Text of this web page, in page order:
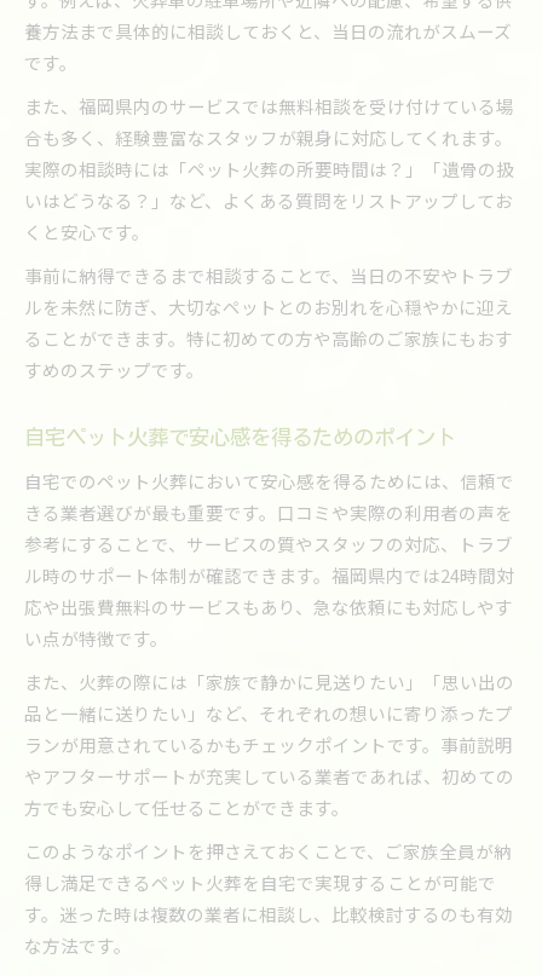
養方法まで具体的に相談しておくと、当日の流れがスムーズ
です。
また、福岡県内のサービスでは無料相談を受け付けている場
合も多く、経験豊富なスタッフが親身に対応してくれます。
実際の相談時には「ペット火葬の所要時間は？」「遺骨の扱
いはどうなる？」など、よくある質問をリストアップしてお
くと安心です。
事前に納得できるまで相談することで、当日の不安やトラブ
ルを未然に防ぎ、大切なペットとのお別れを心穏やかに迎え
ることができます。特に初めての方や高齢のご家族にもおす
すめのステップです。
自宅ペット火葬で安心感を得るためのポイント
自宅でのペット火葬において安心感を得るためには、信頼で
きる業者選びが最も重要です。口コミや実際の利用者の声を
参考にすることで、サービスの質やスタッフの対応、トラブ
ル時のサポート体制が確認できます。福岡県内では24時間対
応や出張費無料のサービスもあり、急な依頼にも対応しやす
い点が特徴です。
また、火葬の際には「家族で静かに見送りたい」「思い出の
品と一緒に送りたい」など、それぞれの想いに寄り添ったプ
ランが用意されているかもチェックポイントです。事前説明
やアフターサポートが充実している業者であれば、初めての
方でも安心して任せることができます。
このようなポイントを押さえておくことで、ご家族全員が納
得し満足できるペット火葬を自宅で実現することが可能で
す。迷った時は複数の業者に相談し、比較検討するのも有効
な方法です。